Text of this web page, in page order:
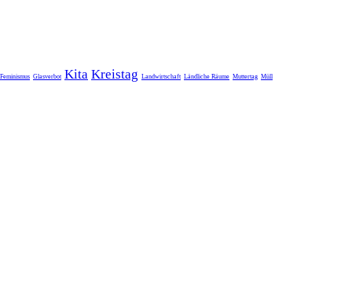
Feminismus Glasverbot Kita Kreistag Landwirtschaft Ländliche Räume Muttertag Müll